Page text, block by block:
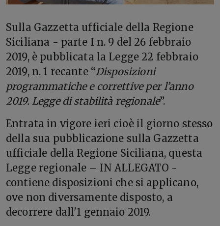
Sulla Gazzetta ufficiale della Regione
Siciliana - parte I n. 9 del 26 febbraio
2019, è pubblicata la Legge 22 febbraio
2019, n. 1 recante “Disposizioni
programmatiche e correttive per l’anno
2019. Legge di stabilità regionale”.
Entrata in vigore ieri cioè il giorno stesso
della sua pubblicazione sulla Gazzetta
ufficiale della Regione Siciliana, questa
Legge regionale – IN ALLEGATO -
contiene disposizioni che si applicano,
ove non diversamente disposto, a
decorrere dall'1 gennaio 2019.